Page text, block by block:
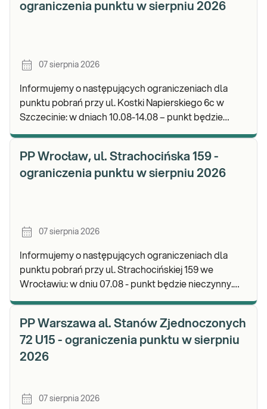
ograniczenia punktu w sierpniu 2026
07 sierpnia 2026
Informujemy o następujących ograniczeniach dla
punktu pobrań przy ul. Kostki Napierskiego 6c w
Szczecinie: w dniach 10.08-14.08 – punkt będzie
PP Wrocław, ul. Strachocińska 159 -
ograniczenia punktu w sierpniu 2026
07 sierpnia 2026
Informujemy o następujących ograniczeniach dla
punktu pobrań przy ul. Strachocińskiej 159 we
Wrocławiu: w dniu 07.08 - punkt będzie nieczynny.
PP Warszawa al. Stanów Zjednoczonych
72 U15 - ograniczenia punktu w sierpniu
2026
07 sierpnia 2026